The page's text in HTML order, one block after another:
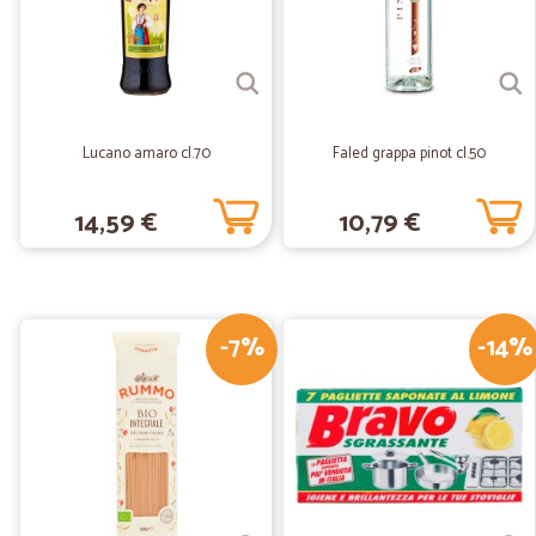
Lucano amaro cl.70
14,59 €
Faled grappa pinot cl.50
10,79 €
-7% -14%